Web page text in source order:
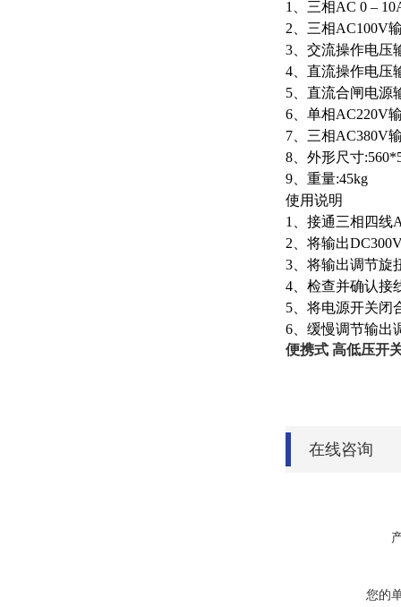
1、三相AC 0 –
2、三相AC100V
3、交流操作电压
4、直流操作电压
5、直流合闸电源
6、单相AC220V
7、三相AC380V
8、外形尺寸
9、重量:45kg
使用说明
1、接通三相四线
2、将输出
3、将输出调节旋
4、检查并确认接
5、将电源开关闭
6、缓慢调节输出
便携式 高低压开
在线咨询
您的